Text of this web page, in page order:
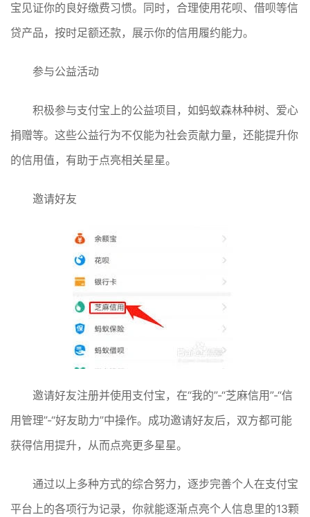
宝见证你的良好缴费习惯。同时，合理使用花呗、借呗等信
贷产品，按时足额还款，展示你的信用履约能力。
参与公益活动
积极参与支付宝上的公益项目，如蚂蚁森林种树、爱心
捐赠等。这些公益行为不仅能为社会贡献力量，还能提升你
的信用值，有助于点亮相关星星。
邀请好友
邀请好友注册并使用支付宝，在“我的”-“芝麻信用”-“信
用管理”-“好友助力”中操作。成功邀请好友后，双方都可能
获得信用提升，从而点亮更多星星。
通过以上多种方式的综合努力，逐步完善个人在支付宝
平台上的各项行为记录，你就能逐渐点亮个人信息里的13颗